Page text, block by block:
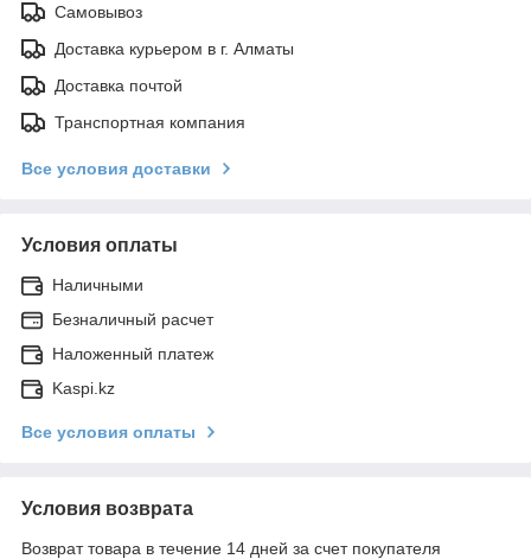
Самовывоз
Доставка курьером в г. Алматы
Доставка почтой
Транспортная компания
Все условия доставки
Условия оплаты
Наличными
Безналичный расчет
Наложенный платеж
Kaspi.kz
Все условия оплаты
Условия возврата
Возврат товара в течение 14 дней за счет покупателя